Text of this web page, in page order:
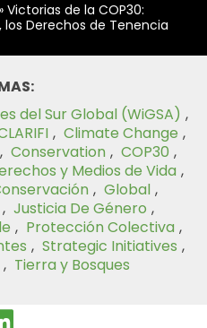
» Victorias de la COP30:
los Derechos de Tenencia
del Sur Global (WiGSA) ,
, Climate Change ,
, Conservation , COP30 ,
y Medios de Vida ,
, Global ,
, Justicia De Género ,
, Protección Colectiva ,
, Strategic Initiatives ,
, Tierra y Bosques